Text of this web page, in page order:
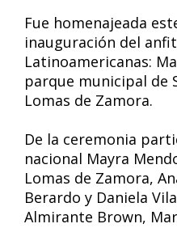
Fue homenajeada
inauguración del
Latinoamericanas:
parque municipal de
Lomas de Zamora.
De la ceremonia
nacional Mayra
Lomas de Zamora,
Berardo y Daniela
Almirante Brown,